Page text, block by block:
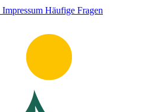
Impressum Häufige Fragen